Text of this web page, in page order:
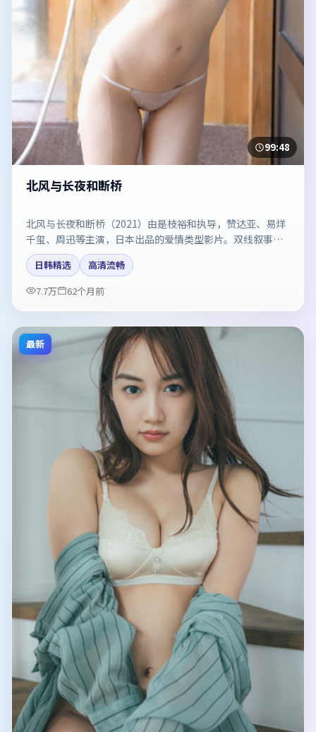
99:48
北风与长夜和断桥
北风与长夜和断桥（2021）由是枝裕和执导，赞达亚、易烊
千玺、周迅等主演，日本出品的爱情类型影片。双线叙事把
悬念保持到最后一刻。剧情简介与主创信息可供检索参考，
上映日期以片方资料为准。
日韩精选
高清流畅
7.7万
62个月前
最新